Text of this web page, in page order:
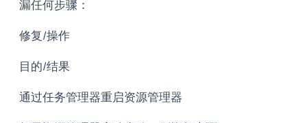
漏任何步骤：
修复/操作
目的/结果
通过任务管理器重启资源管理器